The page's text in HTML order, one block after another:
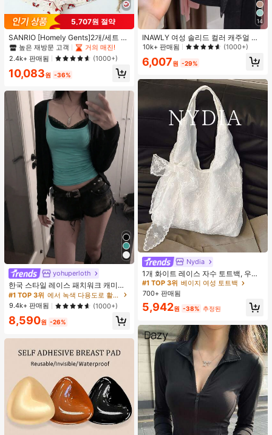
5,707원 절약
SANRIO [Homely Gents]2개/세트 여
성 프린트 라펠 반팔 버튼 포켓 상의
및 보우 반바지 잠옷 세트, 캐주얼 홈
웨어, 봄/여름에 적합
#1 TOP 3위
프라이드 월 여성 파자마 세트
높은 재방문 고객
거의 매진!
#1 TOP 3위
프라이드 월 여성 파자마 세트
높은 재방문 고객
거의 매진!
#1 TOP 3위
프라이드 월 여성 파자마 세트
높은 재방문 고객
거의 매진!
#1 TOP 3위
높은 재방문 고객
2.4k+ 판매됨 (1000+)
10,083원 -36%
yohuperloth
한국 스타일 레이스 패치워크 캐미솔
탱크 탑, Y2K 에스테틱, 스트리트웨어
캐주얼 여름
#1 TOP 3위
에서 녹색 다용도로 활용 가능한 데일리 탑
9.4k+ 판매됨
(1000+)
8,590원 -26%
14
INAWLY 여성 솔리드 컬러 캐주얼 얇
은 가디건, 봄/여름
10k+ 판매됨 (1000+)
6,007원 -29%
Nydia
1개 화이트 레이스 자수 토트백, 우아
한 리본 숄더백, 로맨틱 대용량 여성
데일리 쇼핑 여행 핸드백
#1 TOP 3위 베이지 여성 토트백
거의 매진!
#1 TOP 3위 베이지 여성 토트백
거의 매진!
#1 TOP 3위 베이지 여성 토트백
거의 매진!
#1 TOP 3위
베이지 여성 토트백
700+ 판매됨
5,942원 -38% 추정된